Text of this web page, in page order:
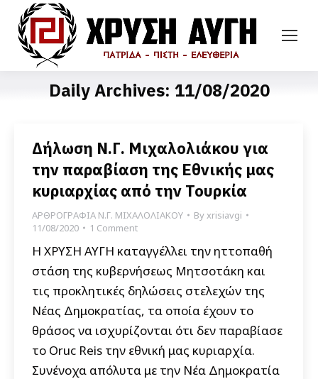
Daily Archives: 11/08/2020
Δήλωση Ν.Γ. Μιχαλολιάκου για
την παραβίαση της Εθνικής μας
κυριαρχίας από την Τουρκία
ΑΡΘΡΟΓΡΑΦΙΑ Ν.Γ. ΜΙΧΑΛΟΛΙΑΚΟΥ Byxrisiavgi
11/08/2020
1 Comment
Η ΧΡΥΣΗ ΑΥΓΗ καταγγέλλει την ηττοπαθή
στάση της κυβερνήσεως Μητσοτάκη και
τις προκλητικές δηλώσεις στελεχών της
Νέας Δημοκρατίας, τα οποία έχουν το
θράσος να ισχυρίζονται ότι δεν παραβίασε
το Oruc Reis την εθνική μας κυριαρχία.
Συνένοχα απόλυτα με την Νέα Δημοκρατία